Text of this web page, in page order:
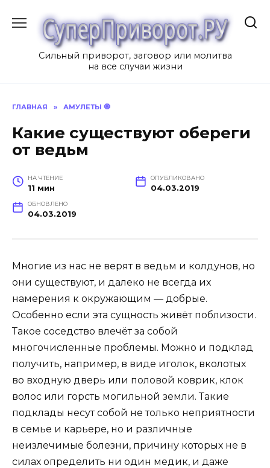
содержанию
Сильный приворот, заговор или молитва
на все случаи жизни
ГЛАВНАЯ » АМУЛЕТЫ 🧿
Какие существуют обереги
от ведьм
НА ЧТЕНИЕ
11 мин
ОПУБЛИКОВАНО
04.03.2019
ОБНОВЛЕНО
04.03.2019
Многие из нас не верят в ведьм и колдунов, но
они существуют, и далеко не всегда их
намерения к окружающим — добрые.
Особенно если эта сущность живёт поблизости.
Такое соседство влечёт за собой
многочисленные проблемы. Можно и подклад
получить, например, в виде иголок, вколотых
во входную дверь или половой коврик, клок
волос или горсть могильной земли. Такие
подклады несут собой не только неприятности
в семье и карьере, но и различные
неизлечимые болезни, причину которых не в
силах определить ни один медик, и даже